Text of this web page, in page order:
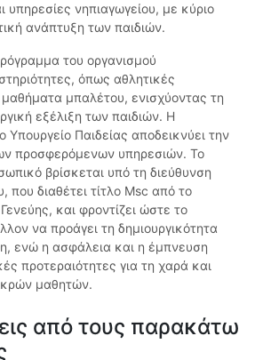
νηπιαγωγείου, με κύριο
ανάπτυξη των παιδιών.
του οργανισμού
όπως αθλητικές
μπαλέτου, ενισχύοντας τη
εξέλιξη των παιδιών. Η
Παιδείας αποδεικνύει την
προσφερόμενων υπηρεσιών. Το
βρίσκεται υπό τη διεύθυνση
διαθέτει τίτλο Msc από το
και φροντίζει ώστε το
να προάγει τη δημιουργικότητα
ενώ η ασφάλεια και η έμπνευση
προτεραιότητες για τη χαρά και
μαθητών.
από τους παρακάτω